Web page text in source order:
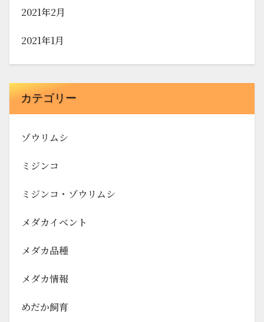
2021年2月
2021年1月
カテゴリー
ゾウリムシ
ミジンコ
ミジンコ・ゾウリムシ
メダカイベント
メダカ品種
メダカ情報
めだか飼育